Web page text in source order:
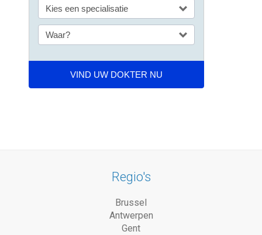
Regio's
Brussel
Antwerpen
Gent